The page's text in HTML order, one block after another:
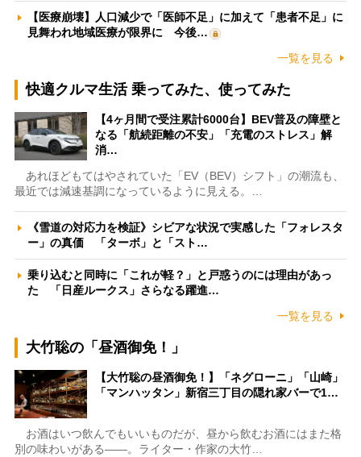
【医療崩壊】人口減少で「医師不足」に加えて「患者不足」に
見舞われ地域医療が限界に 今後…
一覧を見る
快適クルマ生活 乗ってみた、使ってみた
【4ヶ月間で受注累計6000台】BEV普及の障壁と
なる「航続距離の不安」「充電のストレス」解
消…
あれほどもてはやされていた「EV（BEV）シフト」の潮流も、
最近では減速基調になっているように見える。…
《雪道の対応力を検証》シビアな状況で実感した「フォレスタ
ー」の真価 「ターボ」と「スト…
乗り込むと同時に「これが軽？」と戸惑うのには理由があっ
た 「日産ルークス」さらなる躍進…
一覧を見る
大竹聡の「昼酒御免！」
【大竹聡の昼酒御免！】「ネグローニ」「山崎」
「マンハッタン」新宿三丁目の隠れ家バーで1…
お酒はいつ飲んでもいいものだが、昼から飲むお酒にはまた格
別の味わいがある――。ライター・作家の大竹…